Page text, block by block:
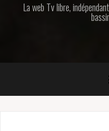
La web Tv libre,